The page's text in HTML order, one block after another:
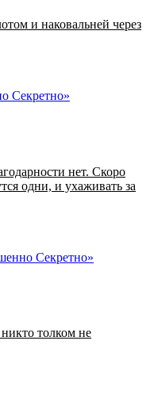
и наковальней через
нет. Скоро
одни, и ухаживать за
толком не